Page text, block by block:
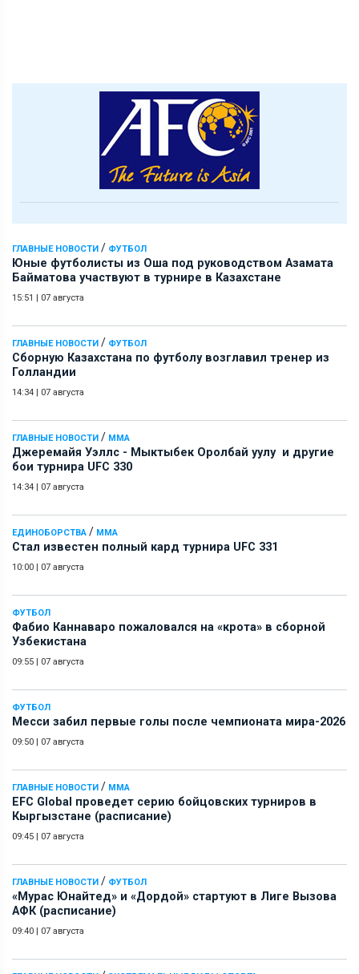
ГЛАВНЫЕ НОВОСТИ / ФУТБОЛ
Юные футболисты из Оша под руководством Азамата
Байматова участвуют в турнире в Казахстане
15:51 | 07 августа
ГЛАВНЫЕ НОВОСТИ / ФУТБОЛ
Сборную Казахстана по футболу возглавил тренер из
Голландии
14:34 | 07 августа
ГЛАВНЫЕ НОВОСТИ / ММА
Джеремайя Уэллс - Мыктыбек Оролбай уулу и другие
бои турнира UFC 330
14:34 | 07 августа
ЕДИНОБОРСТВА / ММА
Стал известен полный кард турнира UFC 331
10:00 | 07 августа
ФУТБОЛ
Фабио Каннаваро пожаловался на «крота» в сборной
Узбекистана
09:55 | 07 августа
ФУТБОЛ
Месси забил первые голы после чемпионата мира-2026
09:50 | 07 августа
ГЛАВНЫЕ НОВОСТИ / ММА
EFC Global проведет серию бойцовских турниров в
Кыргызстане (расписание)
09:45 | 07 августа
ГЛАВНЫЕ НОВОСТИ / ФУТБОЛ
«Мурас Юнайтед» и «Дордой» стартуют в Лиге Вызова
АФК (расписание)
09:40 | 07 августа